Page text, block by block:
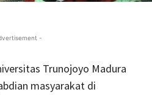
-
Trunojoyo Madura
masyarakat di